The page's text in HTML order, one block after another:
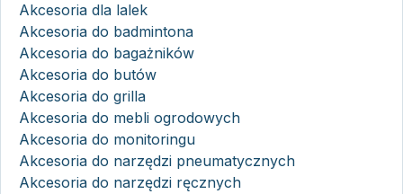
Akcesoria dla lalek
Akcesoria do badmintona
Akcesoria do bagażników
Akcesoria do butów
Akcesoria do grilla
Akcesoria do mebli ogrodowych
Akcesoria do monitoringu
Akcesoria do narzędzi pneumatycznych
Akcesoria do narzędzi ręcznych